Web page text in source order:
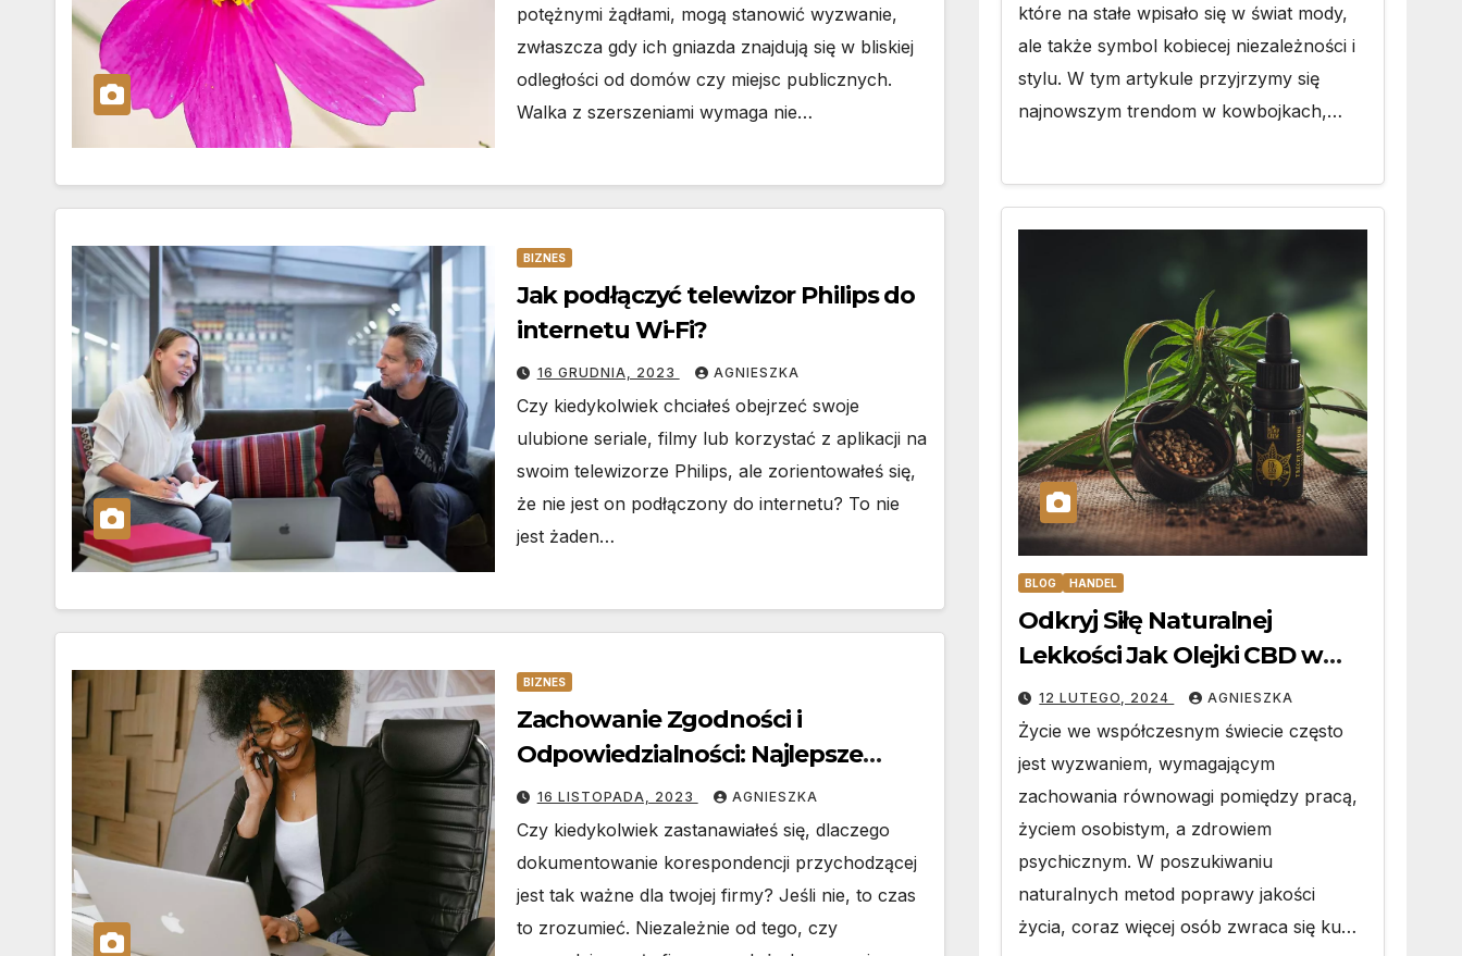
potężnymi żądłami, mogą stanowić wyzwanie,
zwłaszcza gdy ich gniazda znajdują się w bliskiej
odległości od domów czy miejsc publicznych.
Walka z szerszeniami wymaga nie…
BIZNES
Jak podłączyć telewizor Philips do
internetu Wi-Fi?
16 GRUDNIA, 2023 AGNIESZKA
Czy kiedykolwiek chciałeś obejrzeć swoje
ulubione seriale, filmy lub korzystać z aplikacji na
swoim telewizorze Philips, ale zorientowałeś się,
że nie jest on podłączony do internetu? To nie
jest żaden…
BIZNES
Zachowanie Zgodności i
Odpowiedzialności: Najlepsze
Praktyki Dokumentowania
Korespondencji Przychodzącej
16 LISTOPADA, 2023 AGNIESZKA
Czy kiedykolwiek zastanawiałeś się, dlaczego
dokumentowanie korespondencji przychodzącej
jest tak ważne dla twojej firmy? Jeśli nie, to czas
to zrozumieć. Niezależnie od tego, czy
które na stałe wpisało się w świat mody,
ale także symbol kobiecej niezależności i
stylu. W tym artykule przyjrzymy się
najnowszym trendom w kowbojkach,…
BLOG HANDEL
Odkryj Siłę Naturalnej
Lekkości Jak Olejki CBD w
Różnych Stężeniach
Wspomagają Zrównoważony
Tryb Życia
12 LUTEGO, 2024 AGNIESZKA
Życie we współczesnym świecie często
jest wyzwaniem, wymagającym
zachowania równowagi pomiędzy pracą,
życiem osobistym, a zdrowiem
psychicznym. W poszukiwaniu
naturalnych metod poprawy jakości
życia, coraz więcej osób zwraca się ku…